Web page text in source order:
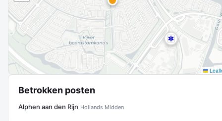
Betrokken posten
Alphen aan den Rijn Hollands Midden